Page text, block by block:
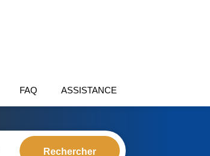
FAQ ASSISTANCE